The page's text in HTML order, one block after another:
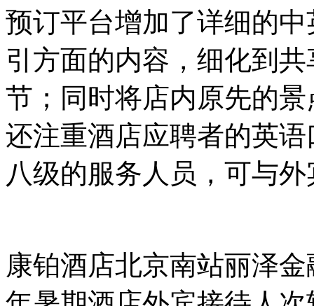
预订平台增加了详细的
引方面的内容，细化到
节；同时将店内原先的
还注重酒店应聘者的英
八级的服务人员，可与
康铂酒店北京南站丽泽